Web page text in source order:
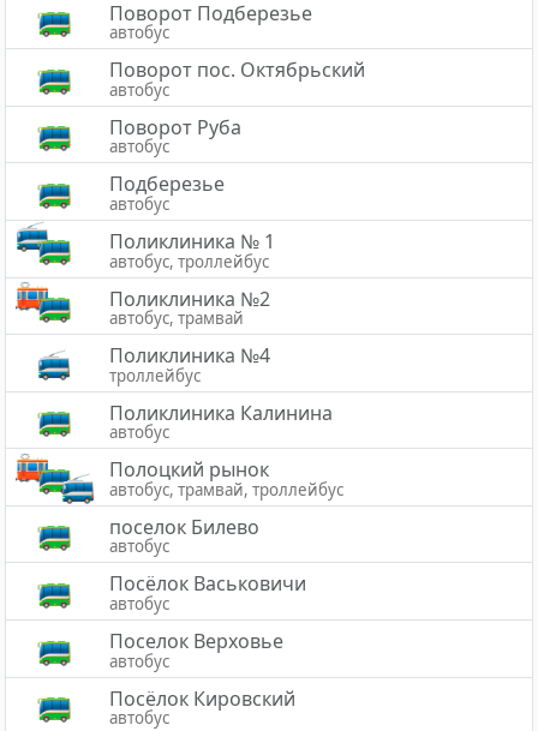
Поворот Подберезье
автобус
Поворот пос. Октябрьский
автобус
Поворот Руба
автобус
Подберезье
автобус
Поликлиника № 1
автобус, троллейбус
Поликлиника №2
автобус, трамвай
Поликлиника №4
троллейбус
Поликлиника Калинина
автобус
Полоцкий рынок
автобус, трамвай, троллейбус
поселок Билево
автобус
Посёлок Васьковичи
автобус
Поселок Верховье
автобус
Посёлок Кировский
автобус